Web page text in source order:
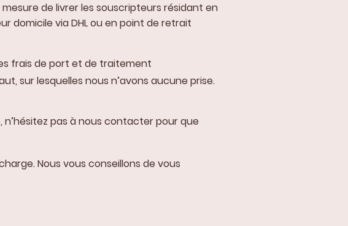
de livrer les souscripteurs résidant en
domicile via DHL ou en point de retrait
frais de port et de traitement
sur lesquelles nous n’avons aucune prise.
n’hésitez pas à nous contacter pour que
Nous vous conseillons de vous